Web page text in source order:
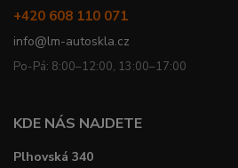
+420 608 110 071
info@lm-autoskla.cz
Po-Pá: 8:00–12:00, 13:00–17:00
KDE NÁS NAJDETE
Plhovská 340